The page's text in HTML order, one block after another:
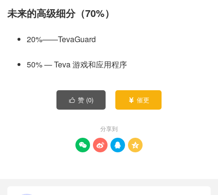
未来的高级细分（70%）
20%——TevaGuard
50% — Teva 游戏和应用程序
 赞 (0)  催更
分享到
   